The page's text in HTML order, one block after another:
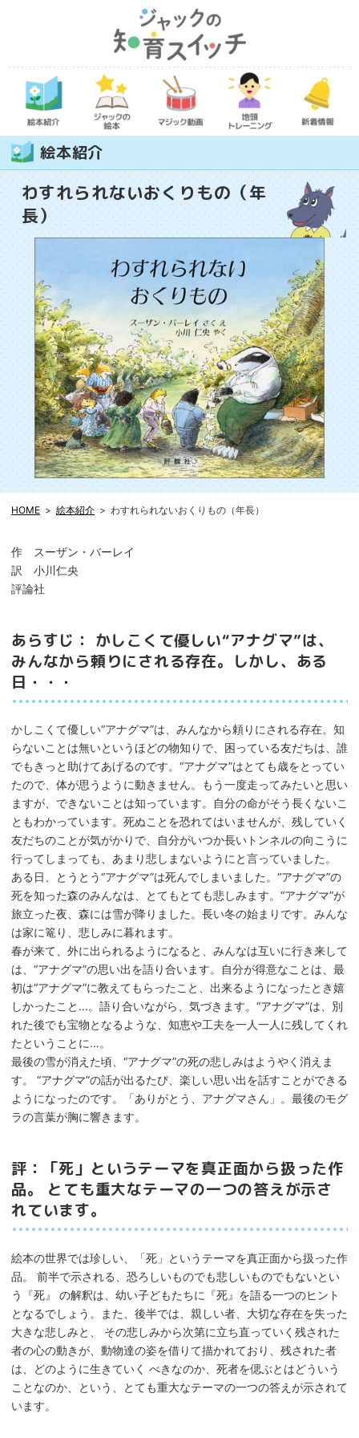
絵本紹介
わすれられないおくりもの（年
長）
HOME 絵本紹介 わすれられないおくりもの（年長）
作 スーザン・バーレイ
訳 小川仁央
評論社
あらすじ： かしこくて優しい“アナグマ”は、
みんなから頼りにされる存在。しかし、ある
日・・・
かしこくて優しい“アナグマ”は、みんなから頼りにされる存在。知
らないことは無いというほどの物知りで、困っている友だちは、誰
でもきっと助けてあげるのです。“アナグマ”はとても歳をとってい
たので、体が思うように動きません。もう一度走ってみたいと思い
ますが、できないことは知っています。自分の命がそう長くないこ
ともわかっています。死ぬことを恐れてはいませんが、残していく
友だちのことが気がかりで、自分がいつか長いトンネルの向こうに
行ってしまっても、あまり悲しまないようにと言っていました。
ある日、とうとう“アナグマ”は死んでしまいました。“アナグマ”の
死を知った森のみんなは、とてもとても悲しみます。“アナグマ”が
旅立った夜、森には雪が降りました。長い冬の始まりです。みんな
は家に篭り、悲しみに暮れます。
春が来て、外に出られるようになると、みんなは互いに行き来して
は、“アナグマ”の思い出を語り合います。自分が得意なことは、最
初は“アナグマ”に教えてもらったこと、出来るようになったとき嬉
しかったこと...。語り合いながら、気づきます。“アナグマ”は、別
れた後でも宝物となるような、知恵や工夫を一人一人に残してくれ
たということに…。
最後の雪が消えた頃、“アナグマ”の死の悲しみはようやく消えま
す。 “アナグマ”の話が出るたび、楽しい思い出を話すことができる
ようになったのです。「ありがとう、アナグマさん」。最後のモグ
ラの言葉が胸に響きます。
評：「死」というテーマを真正面から扱った作
品。 とても重大なテーマの一つの答えが示さ
れています。
絵本の世界では珍しい、「死」というテーマを真正面から扱った作
品。 前半で示される、恐ろしいものでも悲しいものでもないとい
う『死』 の解釈は、幼い子どもたちに『死』を語る一つのヒント
となるでしょう。また、後半では、親しい者、大切な存在を失った
大きな悲しみと、 その悲しみから次第に立ち直っていく残された
者の心の動きが、動物達の姿を借りて描かれており、残された者
は、どのように生きていく べきなのか、死者を偲ぶとはどういう
ことなのか、という、とても重大なテーマの一つの答えが示されて
います。